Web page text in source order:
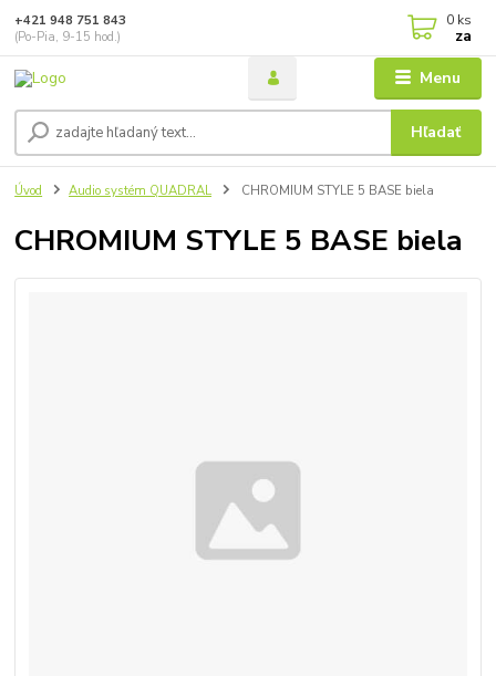
Menu
Hľadať
+421 948 751 843
(Po-Pia, 9-15 hod.)
0 ks
za
Úvod Audio systém QUADRAL CHROMIUM STYLE 5 BASE biela
CHROMIUM STYLE 5 BASE biela